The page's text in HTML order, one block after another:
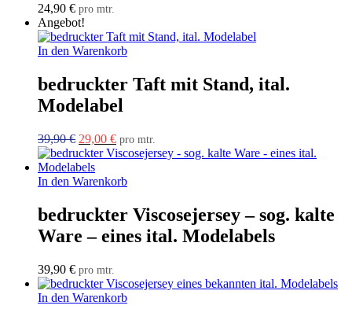
24,90 € pro mtr.
Angebot!
In den Warenkorb
bedruckter Taft mit Stand, ital.
Modelabel
39,90€ Ursprünglicher
Preis
war:
39,90 €
29,00 €Aktueller
Preis
29,00 €.
pro mtr.
In den Warenkorb
bedruckter Viscosejersey – sog. kalte
Ware – eines ital. Modelabels
39,90 € pro mtr.
In den Warenkorb